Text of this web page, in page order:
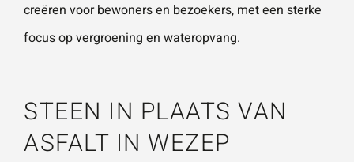
creëren voor bewoners en bezoekers, met een sterke
focus op vergroening en wateropvang.
STEEN IN PLAATS VAN
ASFALT IN WEZEP